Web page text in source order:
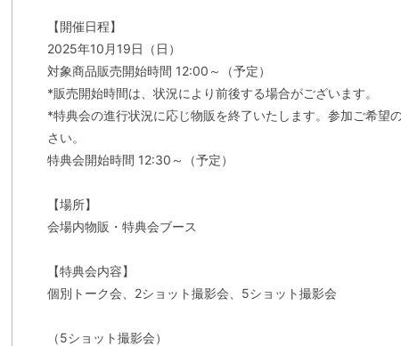
【開催日程】
2025年10月19日（日）
対象商品販売開始時間 12:00～（予定）
*販売開始時間は、状況により前後する場合がございます。
*特典会の進行状況に応じ物販を終了いたします。参加ご希望
さい。
特典会開始時間 12:30～（予定）
【場所】
会場内物販・特典会ブース
【特典会内容】
個別トーク会、2ショット撮影会、5ショット撮影会
（5ショット撮影会）